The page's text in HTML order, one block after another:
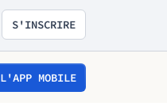
S'INSCRIRE
L'APP MOBILE